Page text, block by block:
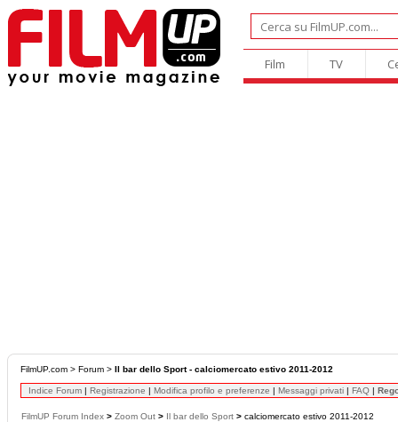
Film TV
FilmUP.com > Forum > Il bar dello Sport - calciomercato estivo 2011-2012
Indice Forum | Registrazione | Modifica profilo e preferenze | Messaggi privati | FAQ |
FilmUP Forum Index > Zoom Out > Il bar dello Sport > calciomercato estivo 2011-2012